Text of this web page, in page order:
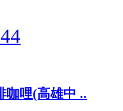
咖哩(高雄中 ..